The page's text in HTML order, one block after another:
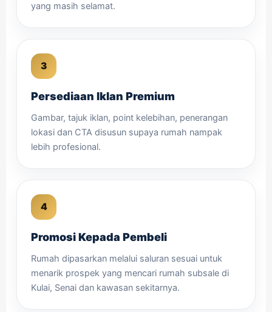
yang masih selamat.
Persediaan Iklan Premium
Gambar, tajuk iklan, point kelebihan, penerangan
lokasi dan CTA disusun supaya rumah nampak
lebih profesional.
Promosi Kepada Pembeli
Rumah dipasarkan melalui saluran sesuai untuk
menarik prospek yang mencari rumah subsale di
Kulai, Senai dan kawasan sekitarnya.